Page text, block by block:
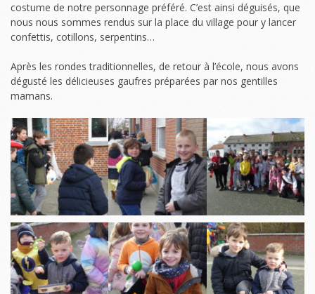
costume de notre personnage préféré. C’est ainsi déguisés, que
nous nous sommes rendus sur la place du village pour y lancer
confettis, cotillons, serpentins…
Après les rondes traditionnelles, de retour à l’école, nous avons
dégusté les délicieuses gaufres préparées par nos gentilles
mamans.